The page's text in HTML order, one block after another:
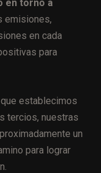
en torno a
emisiones,
en cada
para
establecimos
tercios, nuestras
un
para lograr